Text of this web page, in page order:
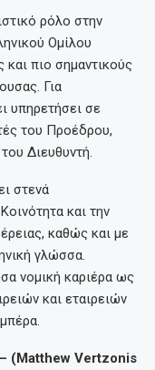
ρόλο στην
Ομίλου
πιο σημαντικούς
Για
υπηρετήσει σε
του Προέδρου,
Διευθυντή.
στενά
και την
καθώς και με
γλώσσα.
νομική καριέρα ως
και εταιρειών
(Matthew Vertzonis